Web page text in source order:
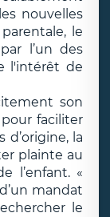
nouvelles
le
l’un des
l'intérêt de
son
faciliter
d’origine, la
plainte au
l’enfant. «
mandat
le